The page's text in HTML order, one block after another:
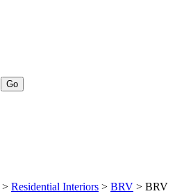
> Residential Interiors > BRV > BRV